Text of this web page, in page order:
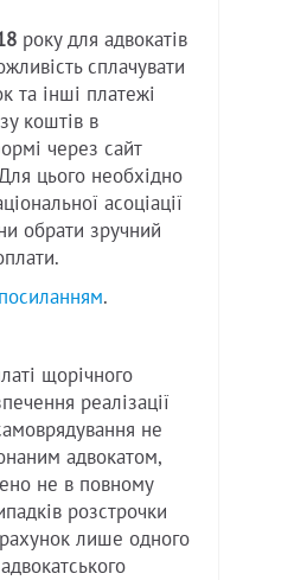
року для адвокатів
сплачувати
та інші платежі
коштів в
через сайт
цього необхідно
асоціації
обрати зручний
посиланням.
щорічного
реалізації
не
адвокатом,
не в повному
розстрочки
лише одного